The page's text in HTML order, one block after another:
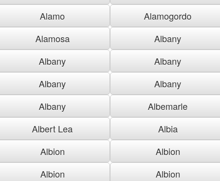
Alamo
Alamogordo
Alamosa
Albany
Albany
Albany
Albany
Albany
Albany
Albemarle
Albert Lea
Albia
Albion
Albion
Albion
Albion